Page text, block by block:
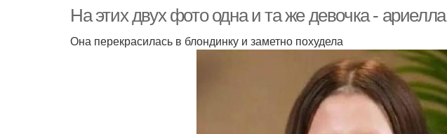
На этих двух фото одна и та же девочка -
Она перекрасилась в блондинку и заметно похудела